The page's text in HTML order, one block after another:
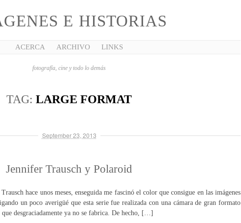
E HISTORIAS
ACERCA ARCHIVO LINKS
fotografía, cine y todo lo demás
TAG: LARGE FORMAT
September 23, 2013
Jennifer Trausch y Polaroid
hace unos meses, enseguida me fascinó el color que consigue en las imágenes
un poco averigüé que esta serie fue realizada con una cámara de gran formato
desgraciadamente ya no se fabrica. De hecho, […]